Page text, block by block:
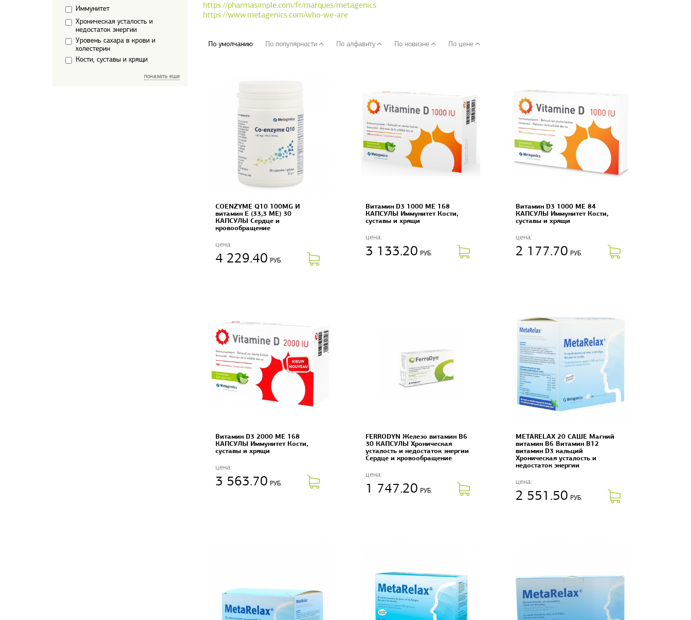
Иммунитет
Хроническая усталость и
недостаток энергии
Уровень сахара в крови и
холестерин
Кости, суставы и хрящи
показать еще
https://pharmasimple.com/fr/marques/metagenics
https://www.metagenics.com/who-we-are
По умолчанию По популярности По алфавиту По новизне По цене
COENZYME Q10 100MG И
витамин Е (33,3 МЕ) 30
КАПСУЛЫ Сердце и
кровообращение
цена:
4 229.40 РУБ.
Витамин D3 1000 ME 168
КАПСУЛЫ Иммунитет Кости,
суставы и хрящи
цена:
3 133.20 РУБ.
Витамин D3 1000 ME 84
КАПСУЛЫ Иммунитет Кости,
суставы и хрящи
цена:
2 177.70 РУБ.
Витамин D3 2000 ME 168
КАПСУЛЫ Иммунитет Кости,
суставы и хрящи
цена:
3 563.70 РУБ.
FERRODYN Железо витамин B6
30 КАПСУЛЫ Хроническая
усталость и недостаток энергии
Сердце и кровообращение
цена:
1 747.20 РУБ.
METARELAX 20 САШЕ Магний
витамин B6 Витамин B12
витамин D3 кальций
Хроническая усталость и
недостаток энергии
цена:
2 551.50 РУБ.